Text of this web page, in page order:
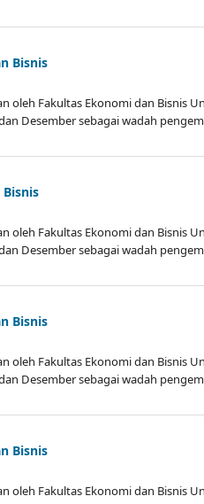
Bisnis
oleh Fakultas Ekonomi dan Bisnis
Desember sebagai wadah
oleh Fakultas Ekonomi dan Bisnis
Desember sebagai wadah
Bisnis
oleh Fakultas Ekonomi dan Bisnis
Desember sebagai wadah
Bisnis
oleh Fakultas Ekonomi dan Bisnis